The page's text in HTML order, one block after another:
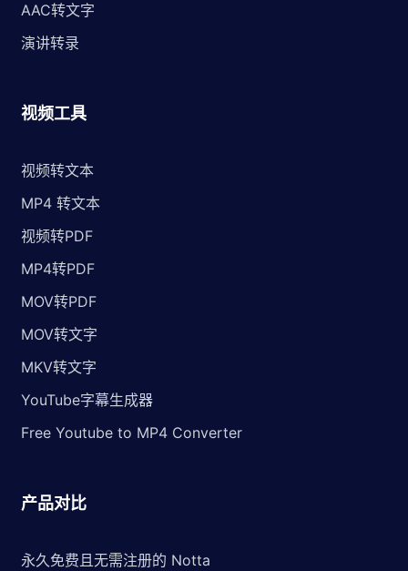
AAC转文字
演讲转录
视频工具
视频转文本
MP4 转文本
视频转PDF
MP4转PDF
MOV转PDF
MOV转文字
MKV转文字
YouTube字幕生成器
Free Youtube to MP4 Converter
产品对比
永久免费且无需注册的 Notta